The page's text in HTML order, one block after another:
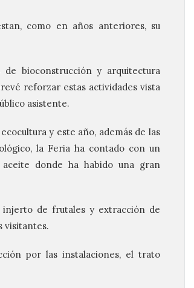
como en años anteriores, su
bioconstrucción y arquitectura
reforzar estas actividades vista
asistente.
y este año, además de las
la Feria ha contado con un
donde ha habido una gran
de frutales y extracción de
visitantes.
por las instalaciones, el trato